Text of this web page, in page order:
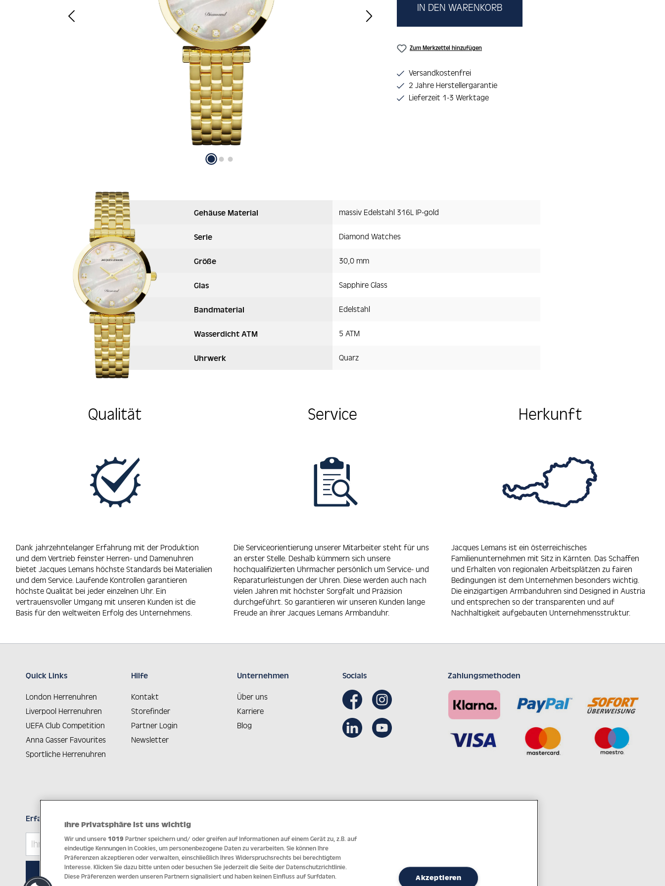
IN DEN WARENKORB
Zum Merkzettel hinzufügen
Versandkostenfrei
2 Jahre Herstellergarantie
Lieferzeit 1-3 Werktage
Gehäuse Material massiv Edelstahl 316L IP-gold
Serie Diamond Watches
Größe 30,0 mm
Glas Sapphire Glass
Bandmaterial Edelstahl
Wasserdicht ATM 5 ATM
Uhrwerk Quarz
Qualität
Dank jahrzehntelanger Erfahrung mit der Produktion
und dem Vertrieb feinster Herren- und Damenuhren
bietet Jacques Lemans höchste Standards bei Materialien
und dem Service. Laufende Kontrollen garantieren
höchste Qualität bei jeder einzelnen Uhr. Ein
vertrauensvoller Umgang mit unseren Kunden ist die
Basis für den weltweiten Erfolg des Unternehmens.
Service
Die Serviceorientierung unserer Mitarbeiter steht für uns
an erster Stelle. Deshalb kümmern sich unsere
hochqualifizierten Uhrmacher persönlich um Service- und
Reparaturleistungen der Uhren. Diese werden auch nach
vielen Jahren mit höchster Sorgfalt und Präzision
durchgeführt. So garantieren wir unseren Kunden lange
Freude an ihrer Jacques Lemans Armbanduhr.
Herkunft
Jacques Lemans ist ein österreichisches
Familienunternehmen mit Sitz in Kärnten. Das Schaffen
und Erhalten von regionalen Arbeitsplätzen zu fairen
Bedingungen ist dem Unternehmen besonders wichtig.
Die einzigartigen Armbanduhren sind Designed in Austria
und entsprechen so der transparenten und auf
Nachhaltigkeit aufgebauten Unternehmensstruktur.
Quick Links
London Herrenuhren
Liverpool Herrenuhren
UEFA Club Competition
Anna Gasser Favourites
Sportliche Herrenuhren
Hilfe
Kontakt
Storefinder
Partner Login
Newsletter
Unternehmen
Über uns
Karriere
Blog
Socials Zahlungsmethoden
Erfahren Sie Neuheiten als Erstes
ABONNIEREN
Ihre Privatsphäre ist uns wichtig
Wir und unsere 1019 Partner speichern und/ oder greifen auf Informationen auf einem Gerät zu, z.B. auf
eindeutige Kennungen in Cookies, um personenbezogene Daten zu verarbeiten. Sie können Ihre
Präferenzen akzeptieren oder verwalten, einschließlich Ihres Widerspruchsrechts bei berechtigtem
Interesse. Klicken Sie dazu bitte unten oder besuchen Sie jederzeit die Seite der Datenschutzrichtlinie.
Diese Präferenzen werden unseren Partnern signalisiert und haben keinen Einfluss auf Surfdaten.
Akzeptieren